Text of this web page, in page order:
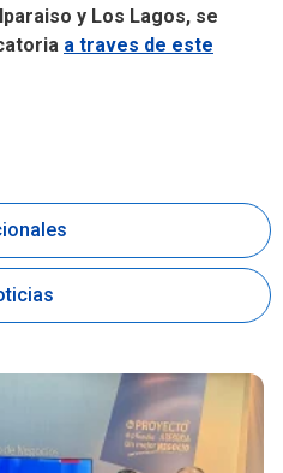
y Los Lagos, se
a traves de este